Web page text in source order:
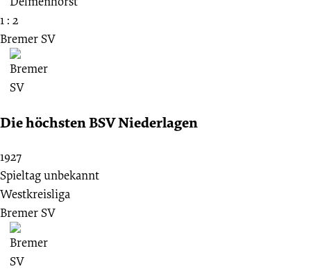
1 : 2
Bremer SV
Die höchsten BSV Niederlagen
1927
Spieltag unbekannt
Westkreisliga
Bremer SV